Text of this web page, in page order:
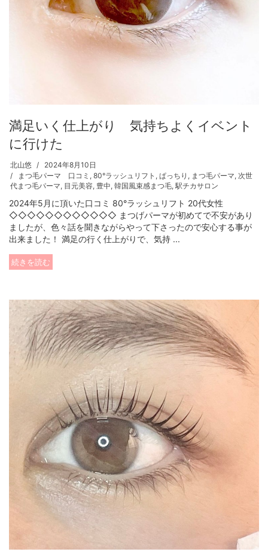
満足いく仕上がり 気持ちよくイベント
に行けた
北山悠
2024年8月10日
まつ毛パーマ 口コミ , 80°ラッシュリフト , ぱっちり , まつ毛パーマ, 次世
代まつ毛パーマ, 目元美容, 豊中, 韓国風束感まつ毛,駅チカサロン
2024年5月に頂いた口コミ 80°ラッシュリフト 20代女性
◇◇◇◇◇◇◇◇◇◇◇◇ まつげパーマが初めてで不安があり
ましたが、色々話を聞きながらやって下さったので安心する事が
出来ました！ 満足の行く仕上がりで、気持 ...
続きを読む